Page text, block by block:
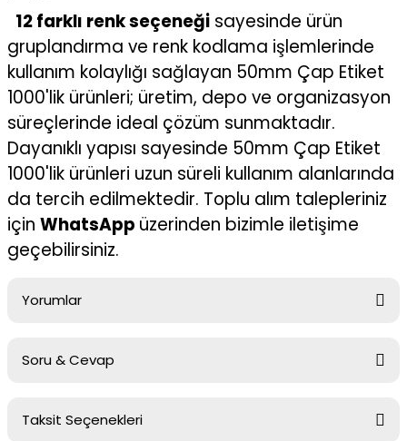
12 farklı renk seçeneği sayesinde ürün
gruplandırma ve renk kodlama işlemlerinde
kullanım kolaylığı sağlayan 50mm Çap Etiket
1000'lik ürünleri; üretim, depo ve organizasyon
süreçlerinde ideal çözüm sunmaktadır.
Dayanıklı yapısı sayesinde 50mm Çap Etiket
1000'lik ürünleri uzun süreli kullanım alanlarında
da tercih edilmektedir. Toplu alım talepleriniz
için WhatsApp üzerinden bizimle iletişime
geçebilirsiniz.
Yorumlar
Soru & Cevap
Ürün hakkında henüz soru sorulmamış.
Taksit Seçenekleri